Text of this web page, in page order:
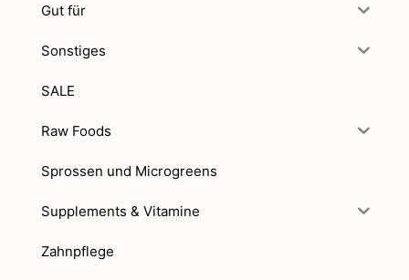
Gut für
Sonstiges
SALE
Raw Foods
Sprossen und Microgreens
Supplements & Vitamine
Zahnpflege